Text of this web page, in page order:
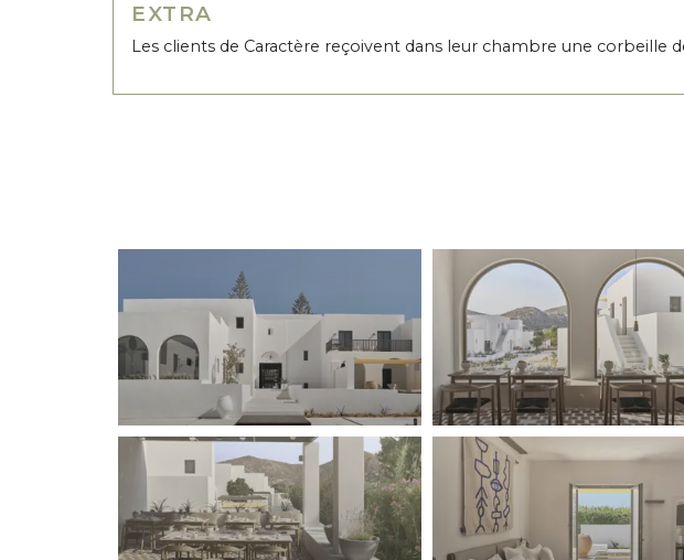
EXTRA
Les clients de Caractère reçoivent dans leur chambre une corbeille